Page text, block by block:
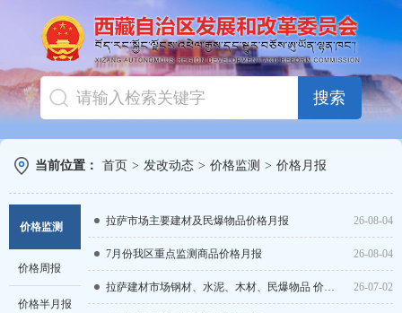
搜索
当前位置： 首页 > 发改动态 > 价格监测 > 价格月报
价格监测
价格周报
价格半月报
拉萨市场主要建材及民爆物品价格月报 26-08-04
7月份我区重点监测商品价格月报 26-08-04
拉萨建材市场钢材、水泥、木材、民爆物品 价格月报 26-07-02